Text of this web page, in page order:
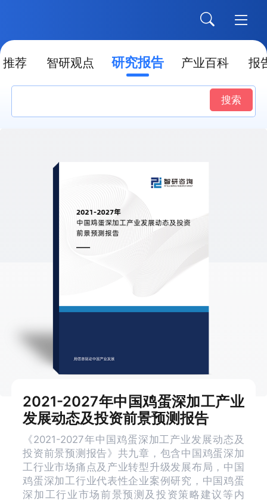
推荐 智研观点 研究报告 产业百科 报
搜索
2021-2027年中国鸡蛋深加工产业
发展动态及投资前景预测报告
《2021-2027年中国鸡蛋深加工产业发展动态及
投资前景预测报告》共九章，包含中国鸡蛋深加
工行业市场痛点及产业转型升级发展布局，中国
鸡蛋深加工行业代表性企业案例研究，中国鸡蛋
深加工行业市场前景预测及投资策略建议等内